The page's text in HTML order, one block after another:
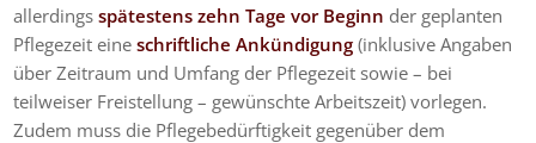
allerdingsspätestens zehn Tage vor Beginn der geplanten
Pflegezeit eineschriftliche Ankündigung (inklusive Angaben
über Zeitraum und Umfang der Pflegezeit sowie – bei
teilweiser Freistellung – gewünschte Arbeitszeit) vorlegen.
Zudem muss die Pflegebedürftigkeit gegenüber dem